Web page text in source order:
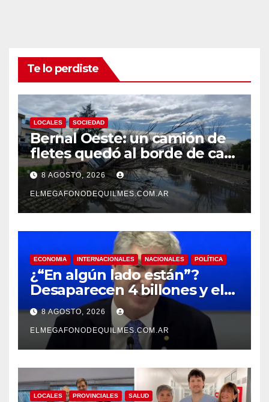
Te lo perdiste
LOCALES SOCIEDAD
Bernal Oeste: un camión de
fletes quedó al borde de caer
al arroyo Las Piedras
8 AGOSTO, 2026
ELMEGAFONODEQUILMES.COM.AR
ECONOMIA INTERNACIONALES NACIONALES POLÍTICA
¿“En algún lado están”?
Desaparecen 4 billones y el
presidente del BCRA
responde con una risita
8 AGOSTO, 2026
ELMEGAFONODEQUILMES.COM.AR
LOCALES PROVINCIALES SALUD